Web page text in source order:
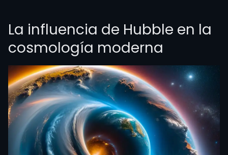
La influencia de Hubble en la
cosmología moderna